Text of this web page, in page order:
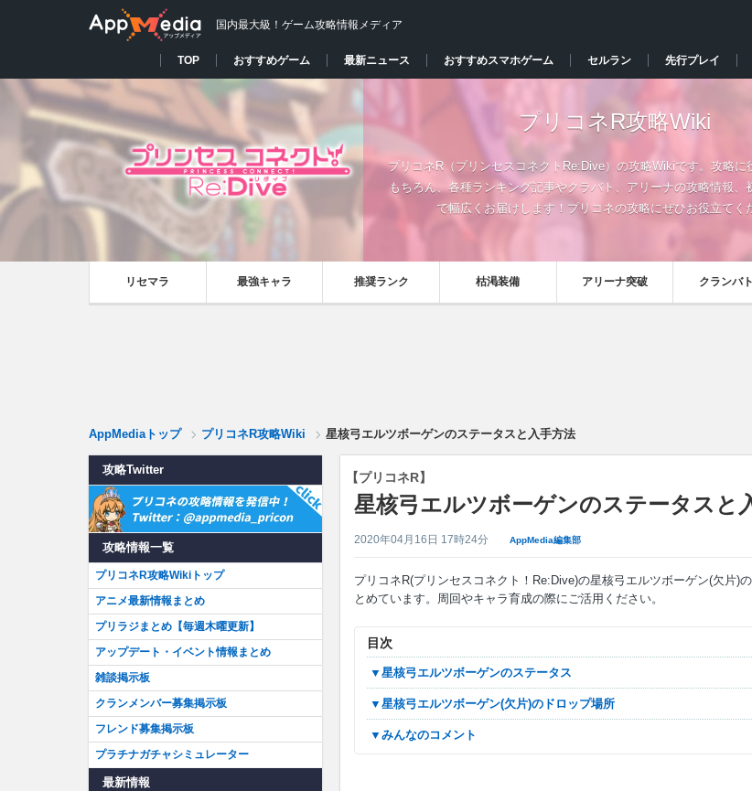
国内最大級！ゲーム攻略情報メディア
TOP おすすめゲーム 最新ニュース おすすめスマホゲーム セルラン 先行プレイ
プリコネR攻略Wiki
プリコネR（プリンセスコネクトRe:Dive）の攻略Wikiです。攻略に
もちろん、各種ランキング記事やクラバト、アリーナの攻略情報、
で幅広くお届けします！プリコネの攻略にぜひお役立てく
リセマラ 最強キャラ 推奨ランク 枯渇装備 アリーナ突破 クランバ
AppMediaトップ プリコネR攻略Wiki 星核弓エルツボーゲンのステータスと入手方法
【プリコネR】
星核弓エルツボーゲンのステータスと
2020年04月16日 17時24分 AppMedia編集部
プリコネR(プリンセスコネクト！Re:Dive)の星核弓エルツボーゲン(欠片)
とめています。周回やキャラ育成の際にご活用ください。
目次
▼星核弓エルツボーゲンのステータス
▼星核弓エルツボーゲン(欠片)のドロップ場所
▼みんなのコメント
攻略Twitter
攻略情報一覧
プリコネR攻略Wikiトップ
アニメ最新情報まとめ
プリラジまとめ【毎週木曜更新】
アップデート・イベント情報まとめ
雑談掲示板
クランメンバー募集掲示板
フレンド募集掲示板
プラチナガチャシミュレーター
最新情報